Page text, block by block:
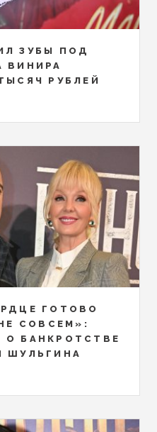
ЗУБЫ ПОД
ВИНИРА
РУБЛЕЙ
ГОТОВО
СОВСЕМ»:
БАНКРОТСТВЕ
ШУЛЬГИНА